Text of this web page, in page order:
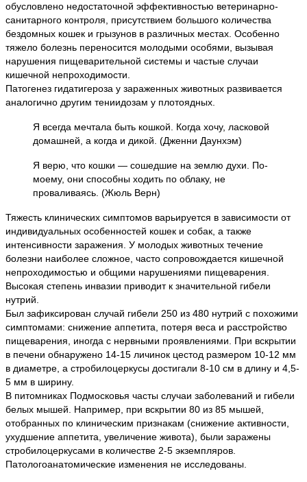
обусловлено недостаточной эффективностью ветеринарно-
санитарного контроля, присутствием большого количества
бездомных кошек и грызунов в различных местах. Особенно
тяжело болезнь переносится молодыми особями, вызывая
нарушения пищеварительной системы и частые случаи
кишечной непроходимости.
Патогенез гидатигероза у зараженных животных развивается
аналогично другим тениидозам у плотоядных.
Я всегда мечтала быть кошкой. Когда хочу, ласковой
домашней, а когда и дикой. (Дженни Даунхэм)
Я верю, что кошки — сошедшие на землю духи. По-
моему, они способны ходить по облаку, не
проваливаясь. (Жюль Верн)
Тяжесть клинических симптомов варьируется в зависимости от
индивидуальных особенностей кошек и собак, а также
интенсивности заражения. У молодых животных течение
болезни наиболее сложное, часто сопровождается кишечной
непроходимостью и общими нарушениями пищеварения.
Высокая степень инвазии приводит к значительной гибели
нутрий.
Был зафиксирован случай гибели 250 из 480 нутрий с похожими
симптомами: снижение аппетита, потеря веса и расстройство
пищеварения, иногда с нервными проявлениями. При вскрытии
в печени обнаружено 14-15 личинок цестод размером 10-12 мм
в диаметре, а стробилоцеркусы достигали 8-10 см в длину и 4,5-
5 мм в ширину.
В питомниках Подмосковья часты случаи заболеваний и гибели
белых мышей. Например, при вскрытии 80 из 85 мышей,
отобранных по клиническим признакам (снижение активности,
ухудшение аппетита, увеличение живота), были заражены
стробилоцеркусами в количестве 2-5 экземпляров.
Патологоанатомические изменения не исследованы.